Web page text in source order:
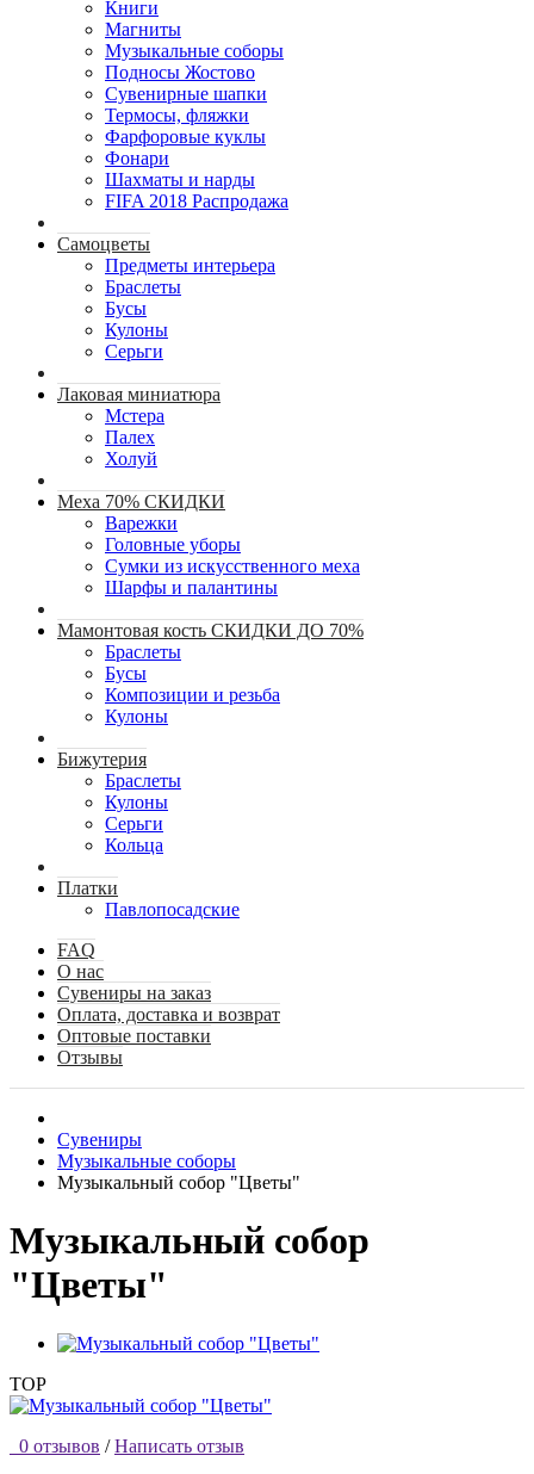
Книги
Магниты
Музыкальные соборы
Подносы Жостово
Сувенирные шапки
Термосы, фляжки
Фарфоровые куклы
Фонари
Шахматы и нарды
FIFA 2018 Распродажа
Самоцветы
Предметы интерьера
Браслеты
Бусы
Кулоны
Серьги
Лаковая миниатюра
Мстера
Палех
Холуй
Меха 70% СКИДКИ
Варежки
Головные уборы
Сумки из искусственного меха
Шарфы и палантины
Мамонтовая кость СКИДКИ ДО 70%
Браслеты
Бусы
Композиции и резьба
Кулоны
Бижутерия
Браслеты
Кулоны
Серьги
Кольца
Платки
Павлопосадские
FAQ
О нас
Сувениры на заказ
Оплата, доставка и возврат
Оптовые поставки
Отзывы
Сувениры
Музыкальные соборы
Музыкальный собор "Цветы"
Музыкальный собор
"Цветы"
TOP
0 отзывов / Написать отзыв